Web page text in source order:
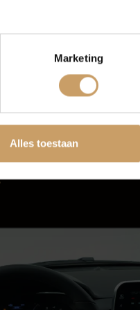
Marketing
Alles toestaan
Metaalkleur
Parkeersensor
Chroom delen
xenon koplampen
Dimlichten